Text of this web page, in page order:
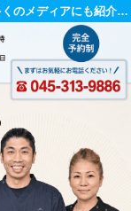
横浜にあるリガーレ・カイロプラクティックは数多くのメディアにも紹介されている整体院です。